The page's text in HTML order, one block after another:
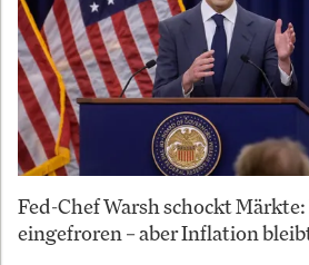
Fed-Chef Warsh schockt
eingefroren – aber Inflation